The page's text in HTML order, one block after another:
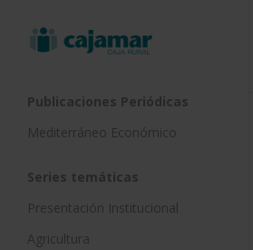
Publicaciones Periódicas
Mediterráneo Económico
Series temáticas
Presentación Institucional
Agricultura